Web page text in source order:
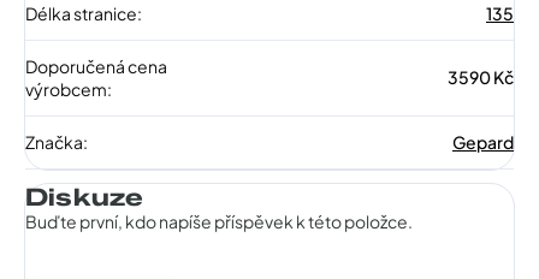
Délka stranice: 135
Doporučená cena
výrobcem:
3590 Kč
Značka: Gepard
Diskuze
Buďte první, kdo napíše příspěvek k této položce.